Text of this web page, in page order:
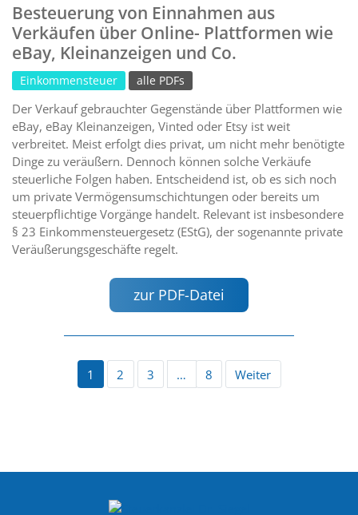
Besteuerung von Einnahmen aus
Verkäufen über Online- Plattformen wie
eBay, Kleinanzeigen und Co.
Einkommensteuer alle PDFs
Der Verkauf gebrauchter Gegenstände über Plattformen wie
eBay, eBay Kleinanzeigen, Vinted oder Etsy ist weit
verbreitet. Meist erfolgt dies privat, um nicht mehr benötigte
Dinge zu veräußern. Dennoch können solche Verkäufe
steuerliche Folgen haben. Entscheidend ist, ob es sich noch
um private Vermögensumschichtungen oder bereits um
steuerpflichtige Vorgänge handelt. Relevant ist insbesondere
§ 23 Einkommensteuergesetz (EStG), der sogenannte private
Veräußerungsgeschäfte regelt.
zur PDF-Datei
1 2 3 … 8 Weiter